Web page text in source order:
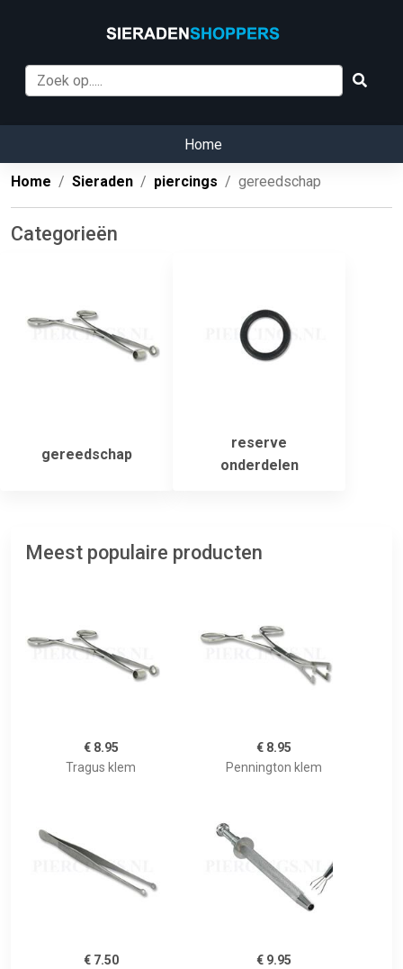
Home
Home Sieraden piercings gereedschap
Categorieën
gereedschap
reserve
onderdelen
Meest populaire producten
€ 8.95
Tragus klem
€ 8.95
Pennington klem
€ 7.50
€ 9.95